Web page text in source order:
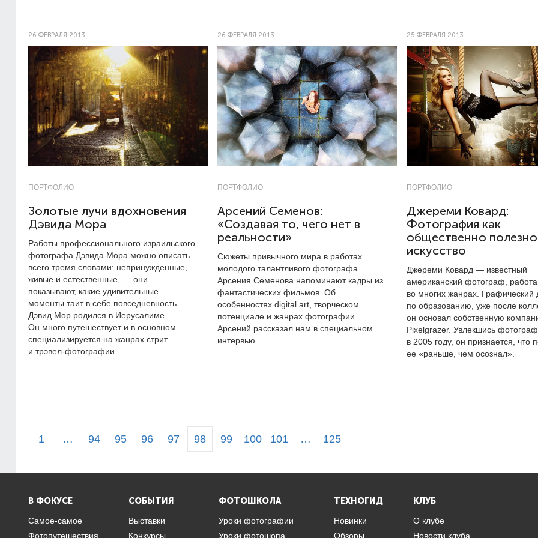
26 ФЕВРАЛЯ 2013
ПОРТФОЛИО
Золотые лучи вдохновения
Дэвида Мора
Работы профессионального израильского
фотографа Дэвида Мора можно описать
всего тремя словами: непринужденные,
живые и естественные, — они
показывают, какие удивительные
моменты таит в себе повседневность.
Дэвид Мор родился в Иерусалиме.
Он много путешествует и в основном
специализируется на жанрах стрит
и трэвел-фотографии.
26 ФЕВРАЛЯ 2013
ПОРТФОЛИО
Арсений Семенов:
«Создавая то, чего нет в
реальности»
Сюжеты привычного мира в работах
молодого талантливого фотографа
Арсения Семенова напоминают кадры из
фантастических фильмов. Об
особенностях digital art, творческом
потенциале и жанрах фотографии
Арсений рассказал нам в специальном
интервью.
25 ФЕВРАЛЯ 2013
ПОРТФОЛИО
Джереми Ковард:
Фотография как
общественно
искусство
Джереми Ковард — известный
американский фотограф,
во многих жанрах. Графический
по образованию, уже после
он основал собственную
Pixelgrazer. Увлекшись
в 2005 году, он признается, что
ее «раньше, чем осознал».
1 … 94 95 96 97 98 99 100 101 … 125
В ФОКУСЕ
Самое-самое
Фотопутешествия
СОБЫТИЯ
Выставки
Конкурсы
ФОТОШКОЛА
Уроки фотографии
Уроки фотошопа
ТЕХНОГИД
Новинки
Обзоры
КЛУБ
О клубе
Новости клуба